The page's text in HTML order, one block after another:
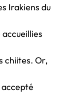
Irakiens du
chiites. Or,
accepté